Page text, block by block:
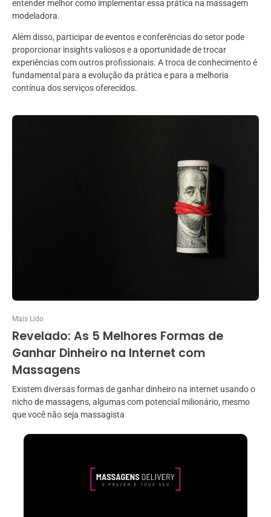
entender melhor como implementar essa prática na massagem
modeladora.
Além disso, participar de eventos e conferências do setor pode
proporcionar insights valiosos e a oportunidade de trocar
experiências com outros profissionais. A troca de conhecimento é
fundamental para a evolução da prática e para a melhoria
contínua dos serviços oferecidos.
Mais Lido
Revelado: As 5 Melhores Formas de
Ganhar Dinheiro na Internet com
Massagens
Existem diversas formas de ganhar dinheiro na internet usando o
nicho de massagens, algumas com potencial milionário, mesmo
que você não seja massagista